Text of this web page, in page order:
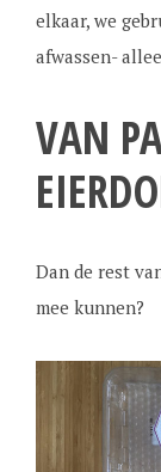
elkaar, we
afwassen-
VAN
Dan de rest
mee kunnen?